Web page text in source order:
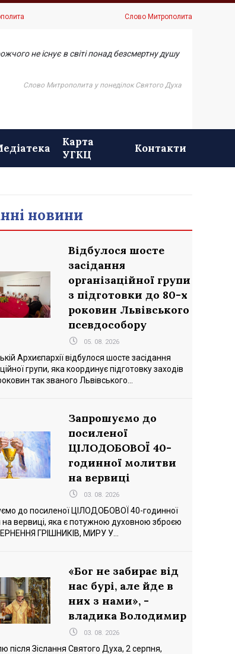
Слово Митрополита
не існує в світі понад безсмертну душу
Слово Митрополита у понеділок Святого Духа
Карта
УГКЦ
Контакти
новини
Відбулося шосте
засідання
організаційної групи
з підготовки до 80-х
роковин Львівського
псевдособору
05. 08. 2026
Архиєпархії відбулося шосте засідання
групи, яка координує підготовку заходів
так званого Львівського...
Запрошуємо до
посиленої
ЦІЛОДОБОВОЇ 40-
годинної молитви
на вервиці
03. 08. 2026
до посиленої ЦІЛОДОБОВОЇ 40-годинної
вервиці, яка є потужною духовною зброєю
ГРІШНИКІВ, МИРУ У...
«Бог не забирає від
нас бурі, але йде в
них з нами», -
владика Володимир
03. 08. 2026
після Зіслання Святого Духа, 2 серпня,